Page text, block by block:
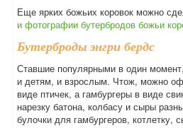
Еще ярких божьих коровок можно
и фотографии бутербродов божьи
Бутерброды энгри бердс
Ставшие популярными в один
и детям, и взрослым. Чтож, можно
виде птичек, а гамбургеры в виде
нарезку батона, колбасу и сыры
булочки для гамбургеров, котлетку,